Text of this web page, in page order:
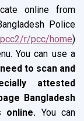
online from
Police
r/pcc/home)
You can use a
to scan and
attested
Bangladesh
online. You can